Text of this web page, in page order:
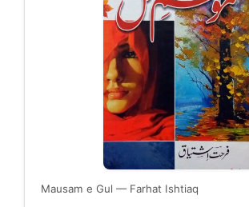
Mausam e Gul — Farhat Ishtiaq